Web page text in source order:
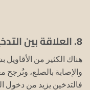
8. العلاقة بين التدخين وسرعة تساقط الشعر:
هناك الكثير من
والإصابة بالصلع، وتُرجح
فالتدخين يزيد من دخول